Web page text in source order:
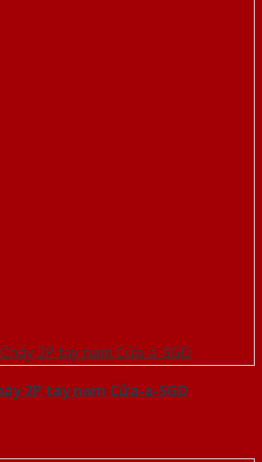
2P tay nam Cửa-a-SGD